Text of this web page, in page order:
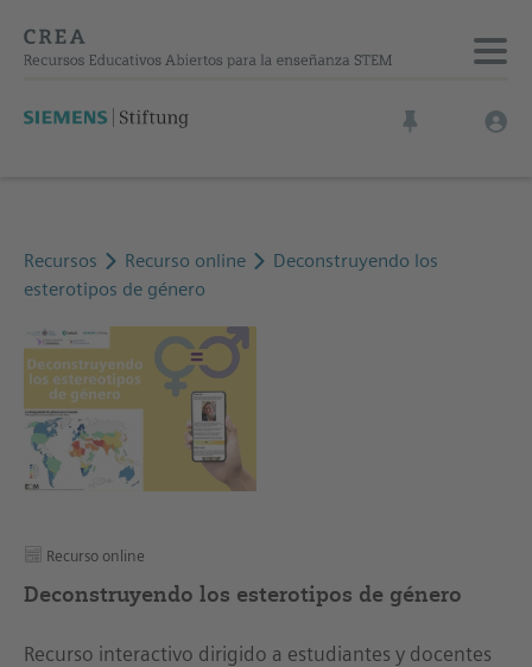
Recursos Recurso online
Deconstruyendo los
esterotipos de género
Recurso online
Deconstruyendo los esterotipos de género
Recurso interactivo dirigido a estudiantes y docentes